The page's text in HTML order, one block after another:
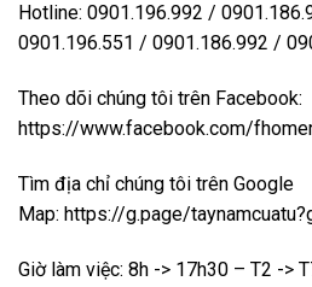
Hotline: 0901.196.992 /
0901.196.551 / 0901.186.992 /
Theo dõi chúng tôi trên Facebook:
https://www.facebook.com/
Tìm địa chỉ chúng tôi trên Google
Map: https://g.page/
Giờ làm việc: 8h -> 17h30 – T2 ->